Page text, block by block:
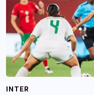
INTER